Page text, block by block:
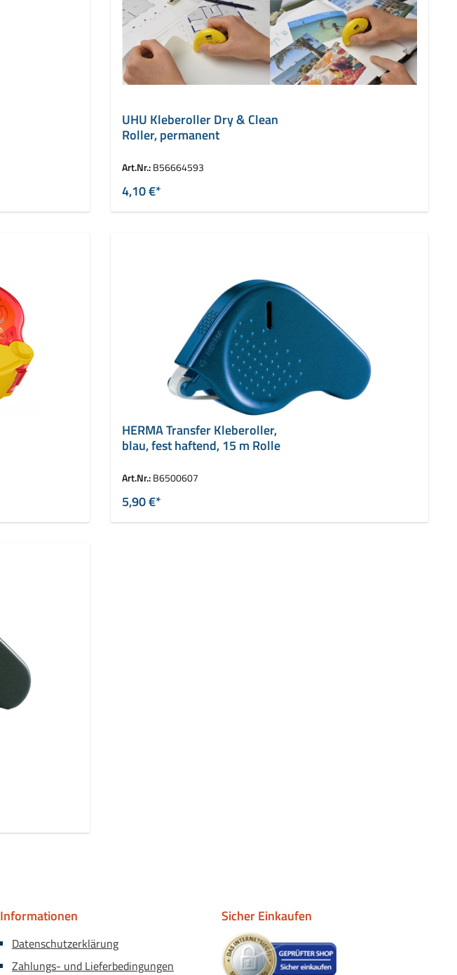
UHU Kleberoller Dry & Clean
Roller, permanent
Art.Nr.:B56664593
4,10 €*
HERMA Transfer Kleberoller,
blau, fest haftend, 15 m Rolle
Art.Nr.:B6500607
5,90 €*
Informationen
Datenschutzerklärung
Zahlungs- und Lieferbedingungen
Sicher Einkaufen